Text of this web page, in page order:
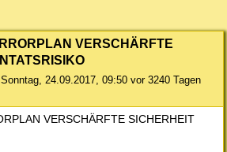
VERSCHÄRFTE
Sonntag, 24.09.2017, 09:50 vor 3240 Tagen
VERSCHÄRFTE SICHERHEIT